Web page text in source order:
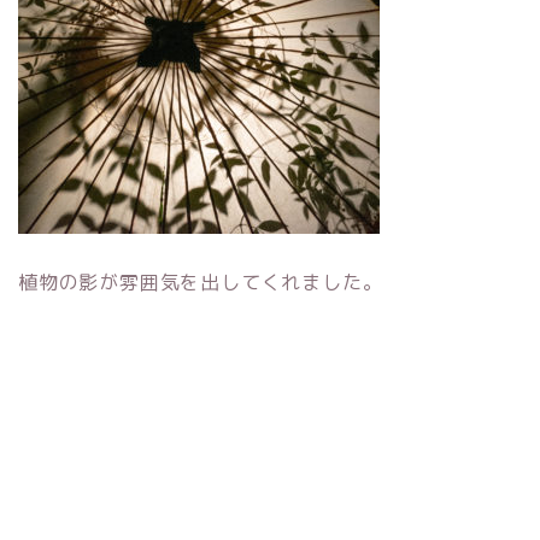
植物の影が雰囲気を出してくれました。